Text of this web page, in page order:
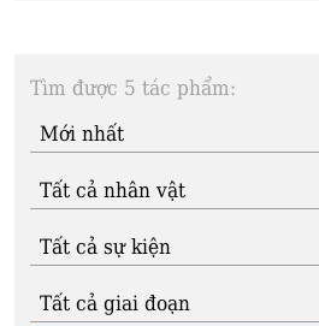
Tìm được 5 tác phẩm: